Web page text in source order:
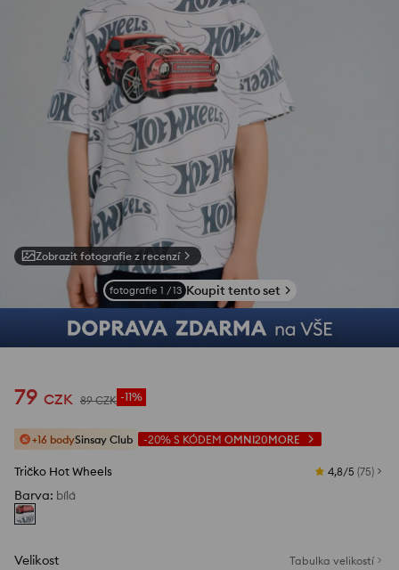
Zobrazit fotografie z recenzí
fotografie 1 /13 Koupit tento set
79 CZK 89 CZK -11%
+16 bodySinsay Club -20% S KÓDEM OMNI20MORE
Tričko Hot Wheels 4,8/5 (75)
Barva: bílá
Velikost Tabulka velikostí